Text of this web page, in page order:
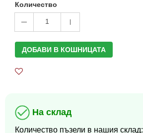
Количество
1
ДОБАВИ В КОШНИЦАТА
На склад
Количество пъзели в нашия склад: